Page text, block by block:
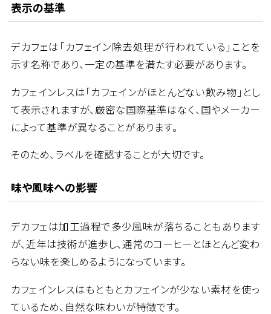
表示の基準
デカフェは「カフェイン除去処理が行われている」ことを
示す名称であり、一定の基準を満たす必要があります。
カフェインレスは「カフェインがほとんどない飲み物」とし
て表示されますが、厳密な国際基準はなく、国やメーカー
によって基準が異なることがあります。
そのため、ラベルを確認することが大切です。
味や風味への影響
デカフェは加工過程で多少風味が落ちることもあります
が、近年は技術が進歩し、通常のコーヒーとほとんど変わ
らない味を楽しめるようになっています。
カフェインレスはもともとカフェインが少ない素材を使っ
ているため、自然な味わいが特徴です。